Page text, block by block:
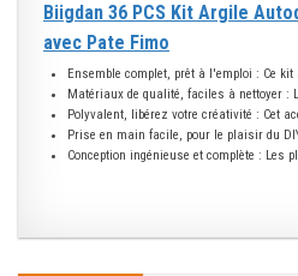
Biigdan 36 PCS Kit Argile
avec Pate Fimo
Ensemble complet, prêt à l'emploi : Ce
Matériaux de qualité, faciles à nettoyer :
Polyvalent, libérez votre créativité : Cet
Prise en main facile, pour le plaisir du
Conception ingénieuse et complète : Les